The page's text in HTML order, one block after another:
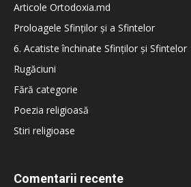
Articole Ortodoxia.md
Proloagele Sfinților și a Sfintelor
6. Acatiste închinate Sfinților și Sfintelor
Rugăciuni
Fără categorie
Poezia religioasă
Stiri religioase
Comentarii recente